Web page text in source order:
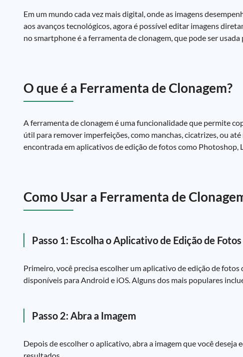
Em um mundo cada vez mais digital, onde as imagens
aos avanços tecnológicos, agora é possível editar imagens
no smartphone é a ferramenta de clonagem, que pode ser
O que é a Ferramenta de Clonagem?
A ferramenta de clonagem é uma funcionalidade que permite
útil para remover imperfeições, como manchas, cicatrizes, ou
encontrada em aplicativos de edição de fotos como Photoshop,
Como Usar a Ferramenta de
Passo 1: Escolha o Aplicativo de Edição de Fotos
Primeiro, você precisa escolher um aplicativo de edição de
disponíveis para Android e iOS. Alguns dos mais populares
Passo 2: Abra a Imagem
Depois de escolher o aplicativo, abra a imagem que você